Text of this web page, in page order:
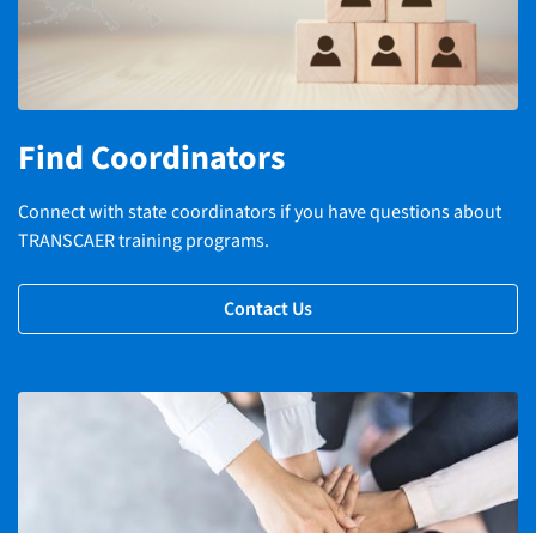
Find Coordinators
Connect with state coordinators if you have questions about
TRANSCAER training programs.
Contact Us